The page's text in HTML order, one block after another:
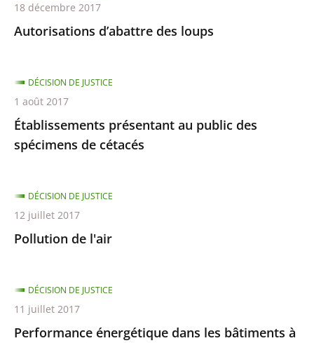
Autorisations d’abattre des loups
18 décembre 2017
Établissements présentant au public des
spécimens de cétacés
DÉCISION DE JUSTICE
1 août 2017
Pollution de l'air
DÉCISION DE JUSTICE
12 juillet 2017
Performance énergétique dans les bâtiments à
DÉCISION DE JUSTICE
11 juillet 2017